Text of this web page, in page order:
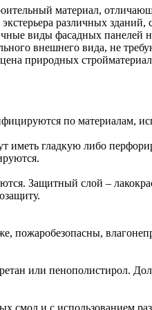
материал,
различных
виды фасадных панелей
внешнего вида, не
природных
по материалам,
гладкую либо
Защитный слой –
пожаробезопасны,
или пенополистирол.